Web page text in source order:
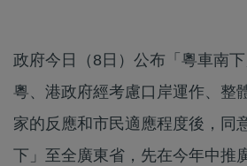
政府今日（8日）公布「粵車南下
粵、港政府經考慮口岸運作、整
家的反應和市民適應程度後，同
下」至全廣東省，先在今年中推